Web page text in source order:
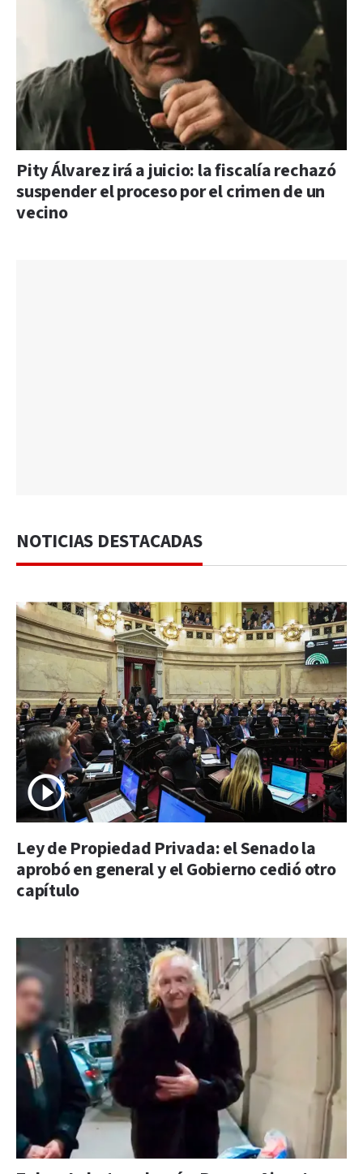
Pity Álvarez irá a juicio: la fiscalía rechazó
suspender el proceso por el crimen de un
vecino
NOTICIAS DESTACADAS
Ley de Propiedad Privada: el Senado la
aprobó en general y el Gobierno cedió otro
capítulo